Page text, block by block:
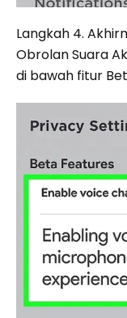
Langkah 4.
Obrolan Suara
di bawah fitur